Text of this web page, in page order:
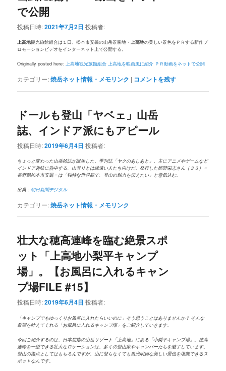
で公開
投稿日時:2021年7月2日 投稿者:
上高地観光旅館組合は１日、松本市安曇の山岳景勝地・上高地の美しい景色をＰＲする新作プ
ロモーションビデオをインターネット上で公開する。
Originally posted here: 上高地観光旅館組合 上高地を映画風に紹介 ＰＲ動画をネットで公開
カテゴリー:焼岳ネット情報・メモリンク | コメントを残す
ドールも登山「ヤベェ」山岳
誌、インドア派にもアピール
投稿日時:2019年6月4日 投稿者:
ちょっと変わった山岳雑誌が誕生した。季刊誌「ヤクのあしあと」。主にアニメやゲームなど
インドア趣味に熱中する、山登りとは縁遠い人たち向けだ。発行した姫野栄志さん（３３）＝
長野県松本市安曇＝は「独特な世界観で、登山の魅力を伝えたい」と意気込む。
出典：朝日新聞デジタル
カテゴリー:焼岳ネット情報・メモリンク
壮大な穂高連峰を臨む絶景スポ
ット「上高地小梨平キャンプ
場」。【お風呂に入れるキャン
プ場FILE #15】
投稿日時:2019年6月4日 投稿者:
「キャンプでもゆっくりお風呂に入れたらいいのに」そう思うことはありませんか？ そんな
希望を叶えてくれる「お風呂に入れるキャンプ場」をご紹介していきます。
今回ご紹介するのは、日本屈指の山岳リゾート「上高地」にある「小梨平キャンプ場」。穂高
連峰を一望できる壮大なロケーションは、多くの登山家やキャンパーたちを魅了しています。
登山の拠点としてはもちろんですが、山に登らなくても風光明媚な美しい景色を堪能できるス
ポットなんです。